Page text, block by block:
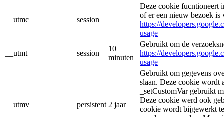
__utmc session
Deze cookie fucntioneert
of er een nieuw bezoek is
https://
usage
__utmt session
10
minuten
Gebruikt om de
https://
usage
__utmv persistent 2 jaar
Gebruikt om gegevens
slaan. Deze cookie wordt
_setCustomVar gebruikt
Deze cookie werd ook
cookie wordt bijgewerkt